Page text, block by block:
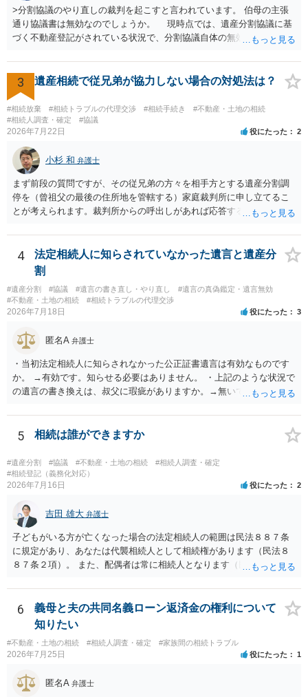
>分割協議のやり直しの裁判を起こすと言われています。 伯母の主張
通り協議書は無効なのでしょうか。 現時点では、遺産分割協議に基
づく不動産登記がされている状況で、分割協議自体の無効を裁判所が
方の訴訟の主張及び立証次第ですが、 ・御祖母様の認知能力に関する
医師の意見書、筆跡鑑定 が提出されればその効力が否定される可能性
はありますが、 ・伯母様自身が分割協議に加わっていること ・御祖母
様の意に反する遺産分割協議を行う実益が誰にあったかの立証が困難
であること からすると、実際に遺産分割協議の効力が否定される可能
性はそれほど高くない（立証のハードルは非常に高い）ということが
言えると思います。
3 遺産相続で従兄弟が協力しない場合の対処法は？
#相続放棄 #相続トラブルの代理交渉 #相続手続き
#不動産・土地の相続
#相続人調査・確定
#協議
2026年7月22日 役にたった 2
小杉 和 弁護士
まず前段の質問ですが、その従兄弟の方々を相手方とする遺産分割調
停を（曾祖父の最後の住所地を管轄する）家庭裁判所に申し立てるこ
とが考えられます。裁判所からの呼出しがあれば応答する可能性がま
能と思われます。時間が思った以上にないので必要書類をてきぱきと
揃える必要があります。その点是非御注意ください。
4
法定相続人に知らされていなかった遺言と遺産分
割
#遺産分割 #協議 #遺言の書き直し・やり直し
#遺言の真偽鑑定・遺言無効
#不動産・土地の相続
#相続トラブルの代理交渉
2026年7月18日 役にたった 3
匿名A 弁護士
・当初法定相続人に知らされなかった公正証書遺言は有効なものです
か。 →有効です。知らせる必要はありません。 ・上記のような状況で
の遺言の書き換えは、叔父に瑕疵がありますか。→無いです。 ・分割
ますか。 →本人が自由に決められますので、どこが妥当とは言えない
です。客観的な基準もありません。 ・できれば穏やかに、分割を拒否
することはできますか。 →分割を拒否するということは、遺産はいら
ないということでしょうか。遺言で、受取を指定されててもいらない
と拒否することはできます。理由を説明する必要はありません。
5 相続は誰ができますか
#遺産分割 #協議 #不動産・土地の相続
#相続人調査・確定
#相続登記（義務化対応）
2026年7月16日 役にたった 2
吉田 雄大 弁護士
子どもがいる方が亡くなった場合の法定相続人の範囲は民法８８７条
に規定があり、あなたは代襲相続人として相続権があります（民法８
８７条２項）。 また、配偶者は常に相続人となります（民法８９０
も相続権があります。つまり、孫５人に加えて「おじ又はおば」にも
相続権がある可能性があります。
6
義母と夫の共同名義ローン返済金の権利について
知りたい
#不動産・土地の相続 #相続人調査・確定 #家族間の相続トラブル
2026年7月25日 役にたった 1
匿名A 弁護士